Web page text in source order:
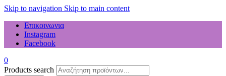
Skip to navigation Skip to main content
Επικοινωνια
Instagram
Facebook
0
Products search